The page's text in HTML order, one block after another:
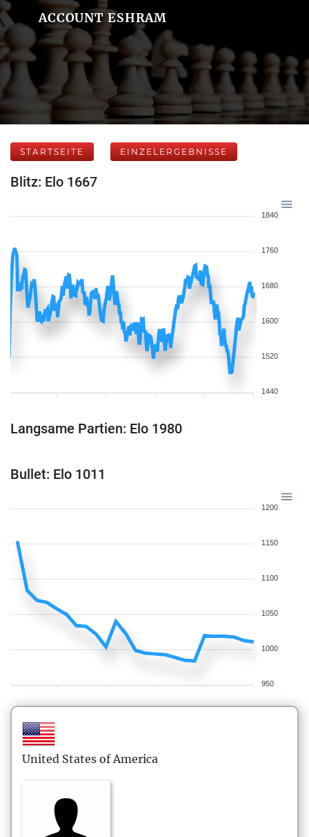
ACCOUNT ESHRAM
STARTSEITE EINZELERGEBNISSE
Blitz: Elo 1667
1840
1760
1680
1600
1520
1440
Langsame Partien: Elo 1980
Bullet: Elo 1011
1200
1150
1100
1050
1000
950
United States of America